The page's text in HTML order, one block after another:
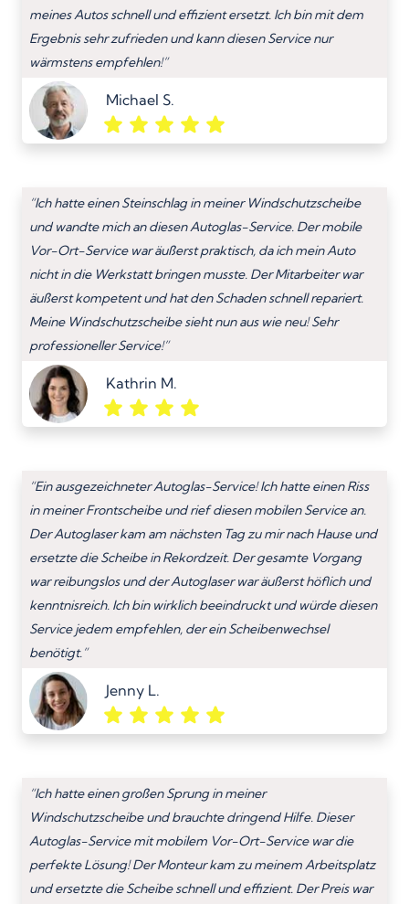
meines Autos schnell und effizient ersetzt. Ich bin mit dem
Ergebnis sehr zufrieden und kann diesen Service nur
wärmstens empfehlen!”
Michael S.
“Ich hatte einen Steinschlag in meiner Windschutzscheibe
und wandte mich an diesen Autoglas-Service. Der mobile
Vor-Ort-Service war äußerst praktisch, da ich mein Auto
nicht in die Werkstatt bringen musste. Der Mitarbeiter war
äußerst kompetent und hat den Schaden schnell repariert.
Meine Windschutzscheibe sieht nun aus wie neu! Sehr
professioneller Service!”
Kathrin M.
“Ein ausgezeichneter Autoglas-Service! Ich hatte einen Riss
in meiner Frontscheibe und rief diesen mobilen Service an.
Der Autoglaser kam am nächsten Tag zu mir nach Hause und
ersetzte die Scheibe in Rekordzeit. Der gesamte Vorgang
war reibungslos und der Autoglaser war äußerst höflich und
kenntnisreich. Ich bin wirklich beeindruckt und würde diesen
Service jedem empfehlen, der ein Scheibenwechsel
benötigt.”
Jenny L.
“Ich hatte einen großen Sprung in meiner
Windschutzscheibe und brauchte dringend Hilfe. Dieser
Autoglas-Service mit mobilem Vor-Ort-Service war die
perfekte Lösung! Der Monteur kam zu meinem Arbeitsplatz
und ersetzte die Scheibe schnell und effizient. Der Preis war